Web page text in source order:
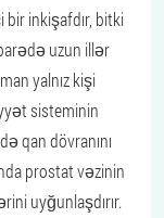
inkişafdır, bitki
uzun illər
yalnız kişi
sisteminin
qan dövranını
prostat vəzinin
uyğunlaşdırır.